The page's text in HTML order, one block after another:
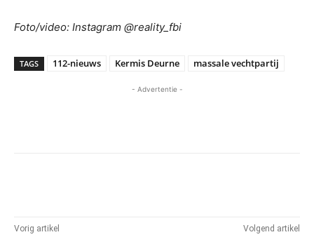
Foto/video: Instagram @reality_fbi
TAGS 112-nieuws Kermis Deurne massale vechtpartij
- Advertentie -
Vorig artikel Volgend artikel